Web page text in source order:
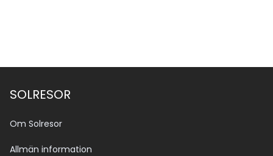
SOLRESOR
Om Solresor
Allmän information